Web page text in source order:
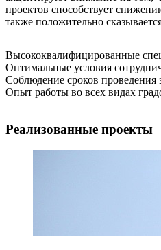
проектов способствует
также положительно
Высококвалифицированные
Оптимальные условия
Соблюдение сроков проведения
Опыт работы во всех видах
Реализованные проекты